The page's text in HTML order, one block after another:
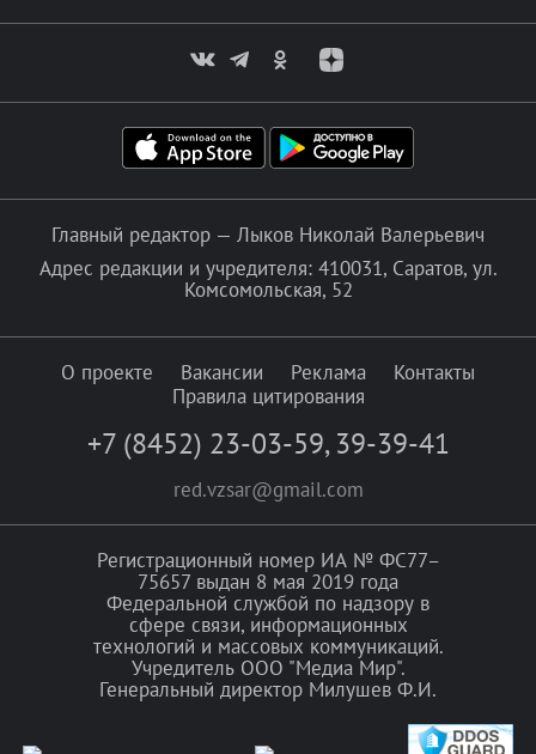
Главный редактор — Лыков Николай Валерьевич
Адрес редакции и учредителя: 410031, Саратов, ул.
Комсомольская, 52
О проекте Вакансии Реклама
Контакты
Правила цитирования
+7 (8452) 23-03-59, 39-39-41
red.vzsar@gmail.com
Регистрационный номер ИА № ФС77–
75657 выдан 8 мая 2019 года
Федеральной службой по надзору в
сфере связи, информационных
технологий и массовых коммуникаций.
Учредитель ООО "Медиа Мир".
Генеральный директор Милушев Ф.И.